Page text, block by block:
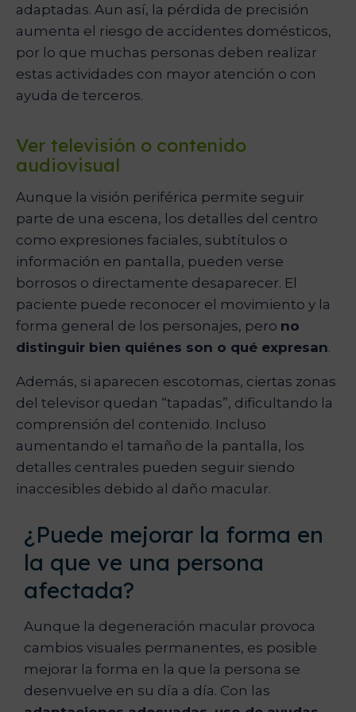
adaptadas. Aun así, la pérdida de precisión
aumenta el riesgo de accidentes domésticos,
por lo que muchas personas deben realizar
estas actividades con mayor atención o con
ayuda de terceros.
Ver televisión o contenido
audiovisual
Aunque la visión periférica permite seguir
parte de una escena, los detalles del centro
como expresiones faciales, subtítulos o
información en pantalla, pueden verse
borrosos o directamente desaparecer. El
paciente puede reconocer el movimiento y la
forma general de los personajes, pero no
distinguir bien quiénes son o qué expresan.
Además, si aparecen escotomas, ciertas zonas
del televisor quedan “tapadas”, dificultando la
comprensión del contenido. Incluso
aumentando el tamaño de la pantalla, los
detalles centrales pueden seguir siendo
inaccesibles debido al daño macular.
¿Puede mejorar la forma en
la que ve una persona
afectada?
Aunque la degeneración macular provoca
cambios visuales permanentes, es posible
mejorar la forma en la que la persona se
desenvuelve en su día a día. Con las